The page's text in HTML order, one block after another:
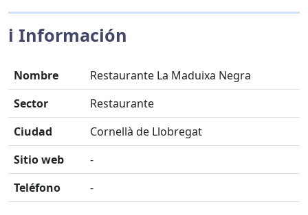
ℹ️ Información
Nombre
Restaurante La Maduixa Negra
Sector
Restaurante
Ciudad
Cornellà de Llobregat
Sitio web
-
Teléfono
-